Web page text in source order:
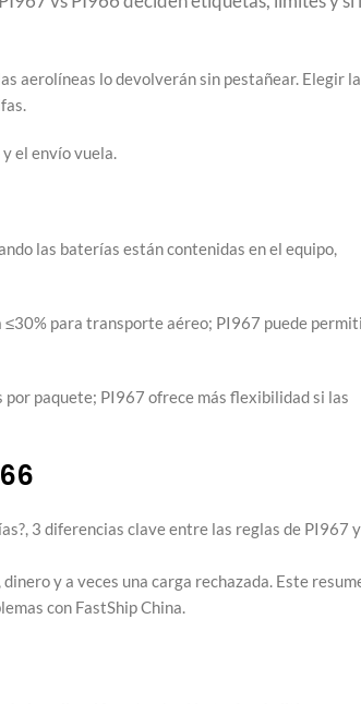
aerolíneas lo devolverán sin pestañear. Elegir la
el envío vuela.
las baterías están contenidas en el equipo,
para transporte aéreo; PI967 puede
paquete; PI967 ofrece más flexibilidad si las
y a veces una carga rechazada. Este
con FastShip China.